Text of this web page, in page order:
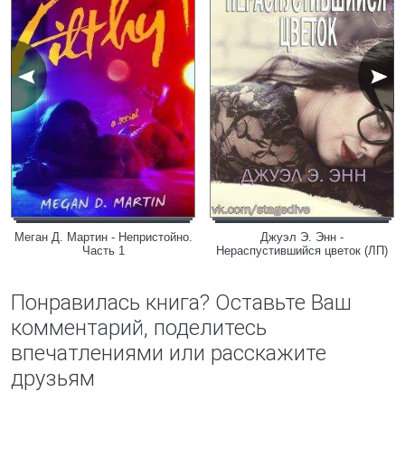
Меган Д. Мартин - Непристойно.
Часть 1
Джуэл Э. Энн -
Нераспустившийся цветок (ЛП)
Понравилась книга? Оставьте Ваш
комментарий, поделитесь
впечатлениями или расскажите
друзьям